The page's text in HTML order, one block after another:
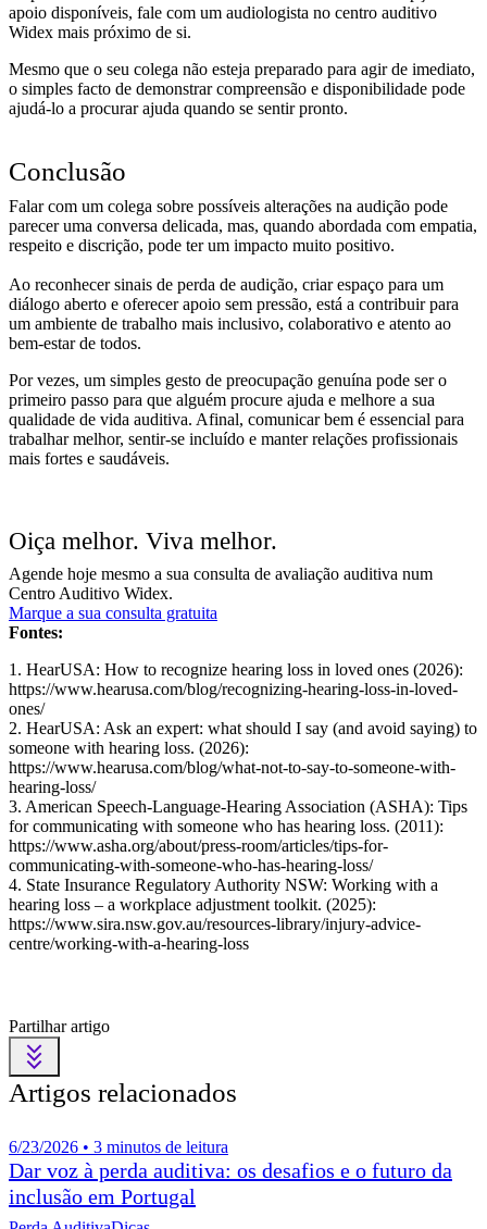
apoio disponíveis, fale com um audiologista no centro auditivo
Widex mais próximo de si.
Mesmo que o seu colega não esteja preparado para agir de imediato,
o simples facto de demonstrar compreensão e disponibilidade pode
ajudá-lo a procurar ajuda quando se sentir pronto.
Conclusão
Falar com um colega sobre possíveis alterações na audição pode
parecer uma conversa delicada, mas, quando abordada com empatia,
respeito e discrição, pode ter um impacto muito positivo.
Ao reconhecer sinais de perda de audição, criar espaço para um
diálogo aberto e oferecer apoio sem pressão, está a contribuir para
um ambiente de trabalho mais inclusivo, colaborativo e atento ao
bem-estar de todos.
Por vezes, um simples gesto de preocupação genuína pode ser o
primeiro passo para que alguém procure ajuda e melhore a sua
qualidade de vida auditiva. Afinal, comunicar bem é essencial para
trabalhar melhor, sentir-se incluído e manter relações profissionais
mais fortes e saudáveis.
Oiça melhor. Viva melhor.
Agende hoje mesmo a sua consulta de avaliação auditiva num
Centro Auditivo Widex.
Marque a sua consulta gratuita
Fontes:
1. HearUSA: How to recognize hearing loss in loved ones (2026):
https://www.hearusa.com/blog/recognizing-hearing-loss-in-loved-
ones/
2. HearUSA: Ask an expert: what should I say (and avoid saying) to
someone with hearing loss. (2026):
https://www.hearusa.com/blog/what-not-to-say-to-someone-with-
hearing-loss/
3. American Speech-Language-Hearing Association (ASHA): Tips
for communicating with someone who has hearing loss. (2011):
https://www.asha.org/about/press-room/articles/tips-for-
communicating-with-someone-who-has-hearing-loss/
4. State Insurance Regulatory Authority NSW: Working with a
hearing loss – a workplace adjustment toolkit. (2025):
https://www.sira.nsw.gov.au/resources-library/injury-advice-
centre/working-with-a-hearing-loss
Partilhar artigo
Artigos relacionados
6/23/2026 • 3 minutos de leitura
Dar voz à perda auditiva: os desafios e o futuro da
inclusão em Portugal